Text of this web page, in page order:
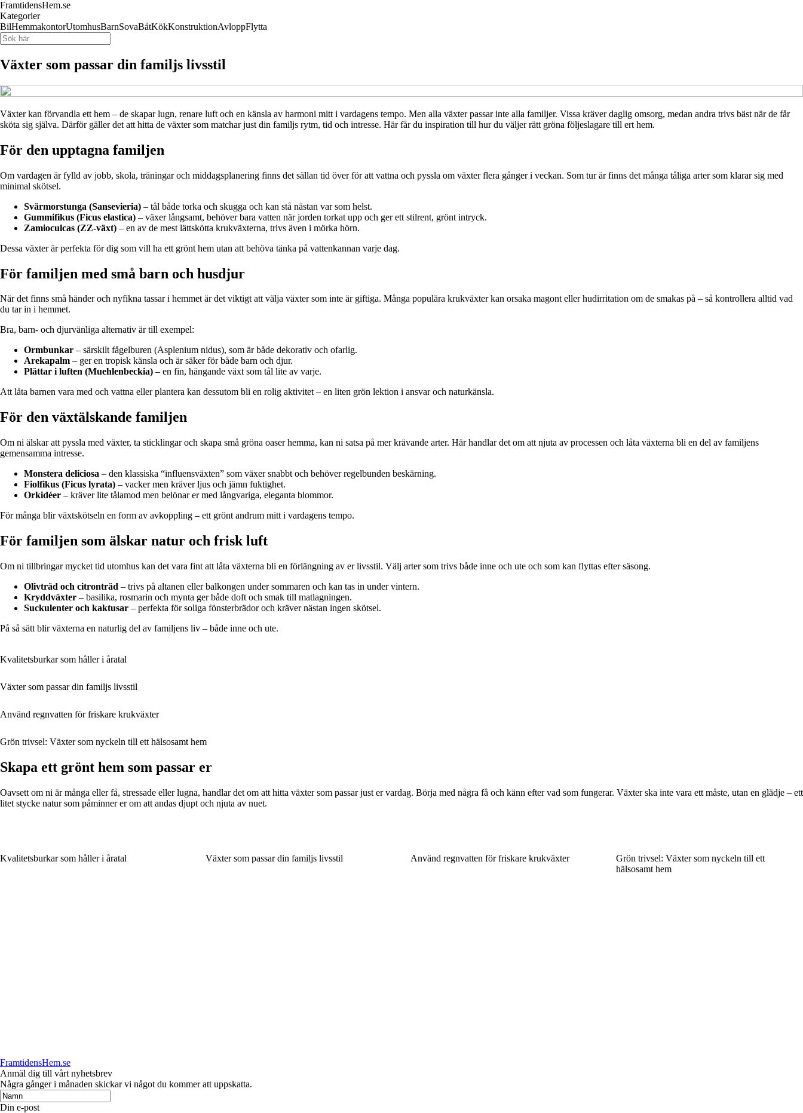
FramtidensHem.se
Kategorier
BilHemmakontorUtomhusBarnSovaBåtKökKonstruktionAvloppFlytta
Växter som passar din familjs livsstil
Växter kan förvandla ett hem – de skapar lugn, renare luft och en känsla av harmoni mitt i vardagens tempo. Men alla växter passar inte alla familjer. Vissa kräver daglig omsorg, medan andra trivs bäst när de får
sköta sig själva. Därför gäller det att hitta de växter som matchar just din familjs rytm, tid och intresse. Här får du inspiration till hur du väljer rätt gröna följeslagare till ert hem.
För den upptagna familjen
Om vardagen är fylld av jobb, skola, träningar och middagsplanering finns det sällan tid över för att vattna och pyssla om växter flera gånger i veckan. Som tur är finns det många tåliga arter som klarar sig med
minimal skötsel.
Svärmorstunga (Sansevieria) – tål både torka och skugga och kan stå nästan var som helst.
Gummifikus (Ficus elastica) – växer långsamt, behöver bara vatten när jorden torkat upp och ger ett stilrent, grönt intryck.
Zamioculcas (ZZ-växt) – en av de mest lättskötta krukväxterna, trivs även i mörka hörn.
Dessa växter är perfekta för dig som vill ha ett grönt hem utan att behöva tänka på vattenkannan varje dag.
För familjen med små barn och husdjur
När det finns små händer och nyfikna tassar i hemmet är det viktigt att välja växter som inte är giftiga. Många populära krukväxter kan orsaka magont eller hudirritation om de smakas på – så kontrollera alltid vad
du tar in i hemmet.
Bra, barn- och djurvänliga alternativ är till exempel:
Ormbunkar – särskilt fågelburen (Asplenium nidus), som är både dekorativ och ofarlig.
Arekapalm – ger en tropisk känsla och är säker för både barn och djur.
Plättar i luften (Muehlenbeckia) – en fin, hängande växt som tål lite av varje.
Att låta barnen vara med och vattna eller plantera kan dessutom bli en rolig aktivitet – en liten grön lektion i ansvar och naturkänsla.
För den växtälskande familjen
Om ni älskar att pyssla med växter, ta sticklingar och skapa små gröna oaser hemma, kan ni satsa på mer krävande arter. Här handlar det om att njuta av processen och låta växterna bli en del av familjens
gemensamma intresse.
Monstera deliciosa – den klassiska “influensväxten” som växer snabbt och behöver regelbunden beskärning.
Fiolfikus (Ficus lyrata) – vacker men kräver ljus och jämn fuktighet.
Orkidéer – kräver lite tålamod men belönar er med långvariga, eleganta blommor.
För många blir växtskötseln en form av avkoppling – ett grönt andrum mitt i vardagens tempo.
För familjen som älskar natur och frisk luft
Om ni tillbringar mycket tid utomhus kan det vara fint att låta växterna bli en förlängning av er livsstil. Välj arter som trivs både inne och ute och som kan flyttas efter säsong.
Olivträd och citronträd – trivs på altanen eller balkongen under sommaren och kan tas in under vintern.
Kryddväxter – basilika, rosmarin och mynta ger både doft och smak till matlagningen.
Suckulenter och kaktusar – perfekta för soliga fönsterbrädor och kräver nästan ingen skötsel.
På så sätt blir växterna en naturlig del av familjens liv – både inne och ute.
Kvalitetsburkar som håller i åratal
Växter som passar din familjs livsstil
Använd regnvatten för friskare krukväxter
Grön trivsel: Växter som nyckeln till ett hälsosamt hem
Skapa ett grönt hem som passar er
Oavsett om ni är många eller få, stressade eller lugna, handlar det om att hitta växter som passar just er vardag. Börja med några få och känn efter vad som fungerar. Växter ska inte vara ett måste, utan en glädje – ett
litet stycke natur som påminner er om att andas djupt och njuta av nuet.
Kvalitetsburkar som håller i åratal Växter som passar din familjs livsstil Använd regnvatten för friskare krukväxter
Grön trivsel: Växter som nyckeln till ett
hälsosamt hem
FramtidensHem.se
Anmäl dig till vårt nyhetsbrev
Några gånger i månaden skickar vi något du kommer att uppskatta.
Din e-post